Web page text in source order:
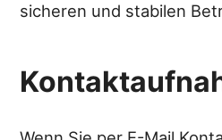
sicheren und stabilen